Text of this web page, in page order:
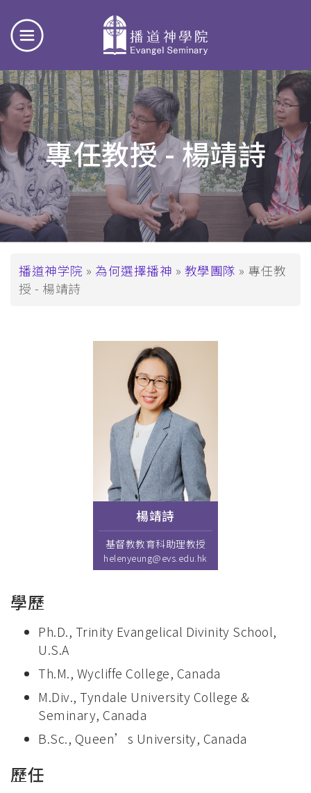
專任教授 - 楊靖詩
面
包
播道神学院 為何選擇播神 教學團隊
專任教
授 - 楊靖詩
楊靖詩
基督教教育科助理教授
helenyeung@evs.edu.hk
學歷
Ph.D., Trinity Evangelical Divinity School,
U.S.A
Th.M., Wycliffe College, Canada
M.Div., Tyndale University College &
Seminary, Canada
B.Sc., Queen’s University, Canada
歷任